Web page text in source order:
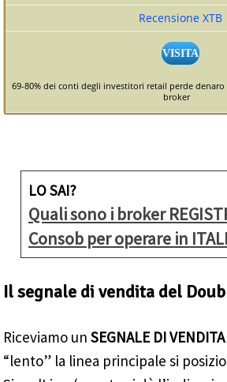
Recensione XTB
VISITA
69-80% dei conti degli investitori retail perde
broker
LO SAI?
Quali sono i broker
Consob per operare in
Il segnale di vendita del
Riceviamo unSEGNALE DI VENDITA
“lento” la linea principale si